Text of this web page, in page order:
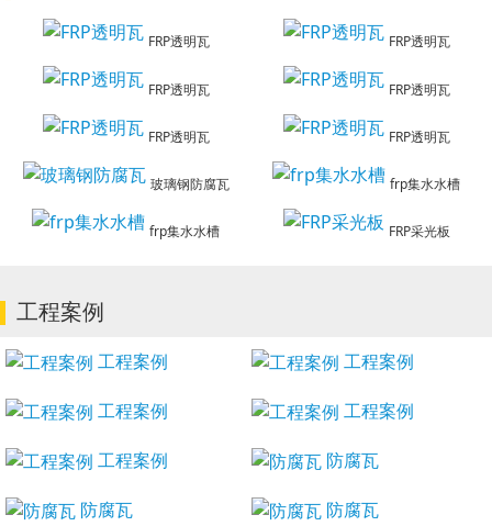
FRP透明瓦 FRP透明瓦
FRP透明瓦 FRP透明瓦
FRP透明瓦 FRP透明瓦
玻璃钢防腐瓦 frp集水水槽
frp集水水槽 FRP采光板
工程案例
工程案例 工程案例
工程案例 工程案例
工程案例 防腐瓦
防腐瓦 防腐瓦